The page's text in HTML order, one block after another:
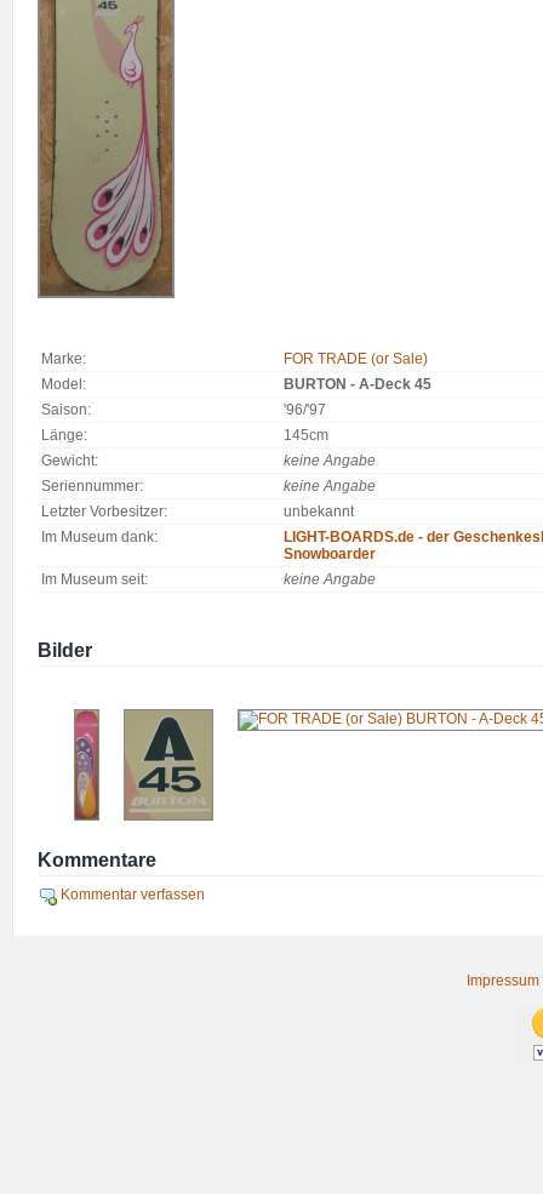
Marke:
FOR TRADE (or Sale)
Model:
BURTON - A-Deck 45
Saison:
'96/'97
Länge:
145cm
Gewicht:
keine Angabe
Seriennummer:
keine Angabe
Letzter Vorbesitzer:
unbekannt
Im Museum dank:
LIGHT-BOARDS.de - der
Snowboarder
Im Museum seit:
keine Angabe
Bilder
Kommentare
Kommentar verfassen
Impressum